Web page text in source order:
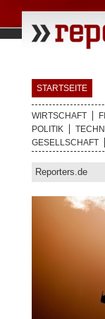
STARTSEITE
WIRTSCHAFT
POLITIK
GESELLSCHAFT
Reporters.de